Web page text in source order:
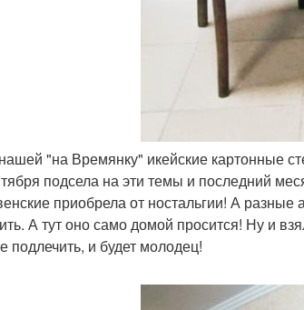
"на Времянку" икейские картонные
подсела на эти темы и последний
приобрела от ностальгии! А
А тут оно само домой просится! Ну и
подлечить, и будет молодец!